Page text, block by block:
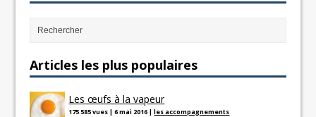
Articles les plus populaires
Les œufs à la vapeur
175 585 vues |6 mai 2016 |les accompagnements